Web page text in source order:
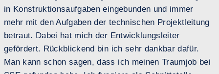
in Konstruktionsaufgaben eingebunden und immer
mehr mit den Aufgaben der technischen Projektleitung
betraut. Dabei hat mich der Entwicklungsleiter
gefördert. Rückblickend bin ich sehr dankbar dafür.
Man kann schon sagen, dass ich meinen Traumjob bei